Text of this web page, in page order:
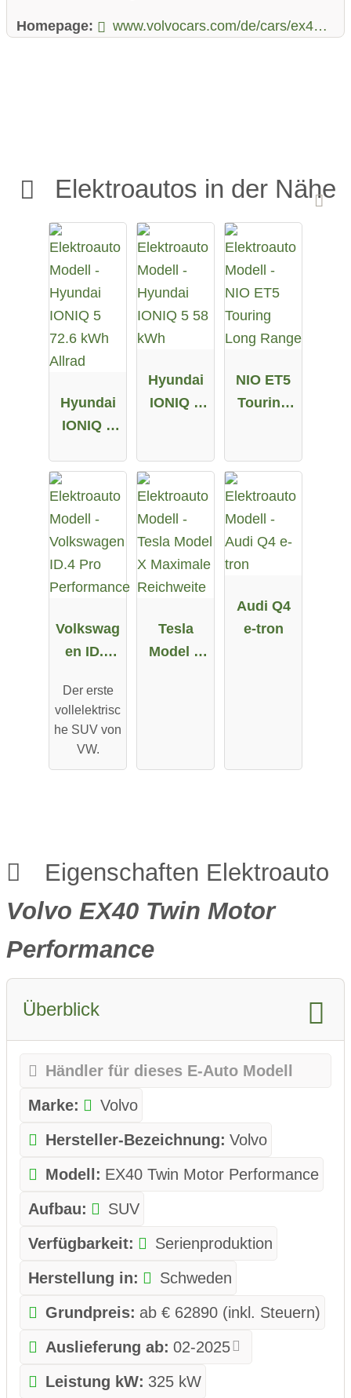
Homepage: www.volvocars.com/de/cars/ex40-electric/
Elektroautos in der Nähe
Hyundai
IONIQ 5
Allrad
Hyundai
IONIQ 5
NIO ET5
Touring
Volkswag
en ID.4
Performa
nce
Der erste
vollelektrisc
he SUV von
VW.
Tesla
Model X
Audi Q4
e-tron
Eigenschaften Elektroauto
Volvo EX40 Twin Motor
Performance
Überblick
Händler für dieses E-Auto Modell
Marke:
Volvo
Hersteller-Bezeichnung: Volvo
Modell: EX40 Twin Motor Performance
Aufbau:
SUV
Verfügbarkeit:
Serienproduktion
Herstellung in:
Schweden
Grundpreis: ab € 62890 (inkl. Steuern)
Auslieferung ab: 02-2025
Leistung kW: 325 kW